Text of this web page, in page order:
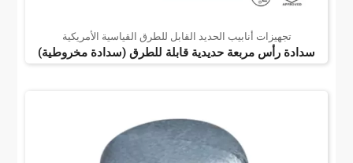
تجهيزات أنابيب الحديد القابل للطرق القياسية الأمريكية
سدادة رأس مربعة حديدية قابلة للطرق (سدادة مخروطية)